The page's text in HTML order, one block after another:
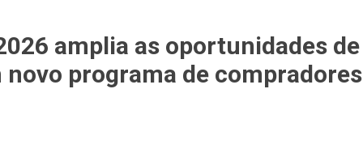
amplia as oportunidades de
programa de compradores